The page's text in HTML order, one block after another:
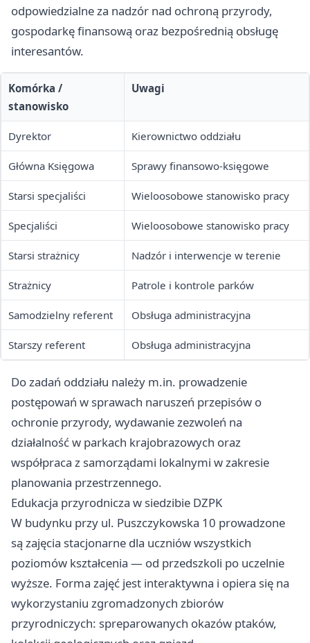
odpowiedzialne za nadzór nad ochroną przyrody,
gospodarkę finansową oraz bezpośrednią obsługę
interesantów.
Komórka /
stanowisko
Uwagi
Dyrektor Kierownictwo oddziału
Główna Księgowa Sprawy finansowo-księgowe
Starsi specjaliści Wieloosobowe stanowisko pracy
Specjaliści Wieloosobowe stanowisko pracy
Starsi strażnicy Nadzór i interwencje w terenie
Strażnicy Patrole i kontrole parków
Samodzielny referent Obsługa administracyjna
Starszy referent Obsługa administracyjna
Do zadań oddziału należy m.in. prowadzenie
postępowań w sprawach naruszeń przepisów o
ochronie przyrody, wydawanie zezwoleń na
działalność w parkach krajobrazowych oraz
współpraca z samorządami lokalnymi w zakresie
planowania przestrzennego.
Edukacja przyrodnicza w siedzibie DZPK
W budynku przy ul. Puszczykowska 10 prowadzone
są zajęcia stacjonarne dla uczniów wszystkich
poziomów kształcenia — od przedszkoli po uczelnie
wyższe. Forma zajęć jest interaktywna i opiera się na
wykorzystaniu zgromadzonych zbiorów
przyrodniczych: spreparowanych okazów ptaków,